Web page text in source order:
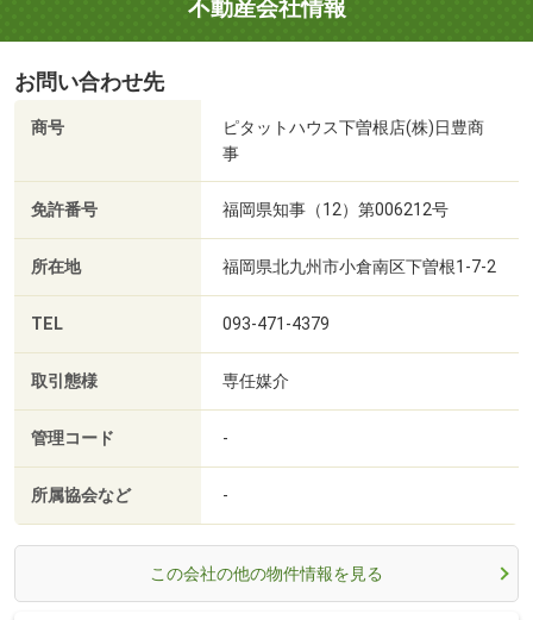
不動産会社情報
お問い合わせ先
商号
ピタットハウス下曽根店(株)日豊商
事
免許番号 福岡県知事（12）第006212号
所在地 福岡県北九州市小倉南区下曽根1-7-2
TEL 093-471-4379
取引態様 専任媒介
管理コード -
所属協会など -
この会社の他の物件情報を見る